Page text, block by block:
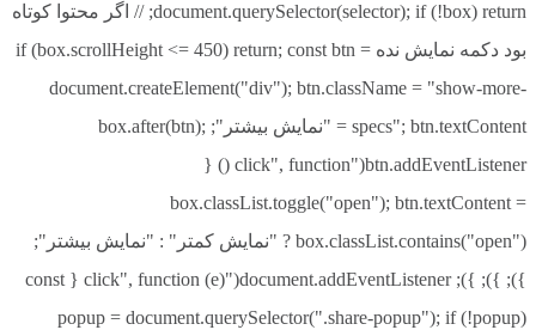
document.querySelector(selector); if (!box) return; // اگر محتوا کوتاه
بود دکمه نمایش نده if (box.scrollHeight <= 450) return; const btn =
document.createElement("div"); btn.className = "show-more-
specs"; btn.textContent = "نمایش بیشتر"; box.after(btn);
btn.addEventListener("click", function () {
box.classList.toggle("open"); btn.textContent =
box.classList.contains("open") ? "نمایش کمتر" : "نمایش بیشتر";
}); }); }); document.addEventListener("click", function (e) { const
popup = document.querySelector(".share-popup"); if (!popup)